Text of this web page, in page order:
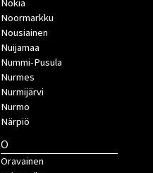
Nokia
Noormarkku
Nousiainen
Nuijamaa
Nummi-Pusula
Nurmes
Nurmijärvi
Nurmo
Närpiö
O
Oravainen